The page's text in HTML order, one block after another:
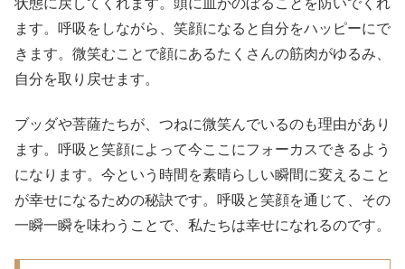
ます。呼吸をしながら、笑顔になると自分をハッピーにで
きます。微笑むことで顔にあるたくさんの筋肉がゆるみ、
自分を取り戻せます。
ブッダや菩薩たちが、つねに微笑んでいるのも理由があり
ます。呼吸と笑顔によって今ここにフォーカスできるよう
になります。今という時間を素晴らしい瞬間に変えること
が幸せになるための秘訣です。呼吸と笑顔を通じて、その
一瞬一瞬を味わうことで、私たちは幸せになれるのです。